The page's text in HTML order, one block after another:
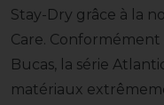
Stay-Dry grâce à la
Care.
Bucas, la série
matériaux